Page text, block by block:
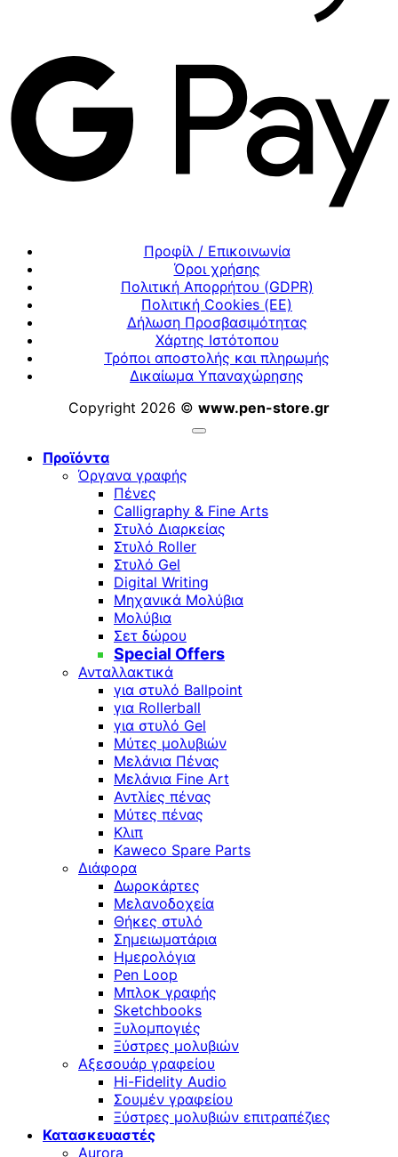
Προφίλ / Επικοινωνία
Όροι χρήσης
Πολιτική Απορρήτου (GDPR)
Πολιτική Cookies (ΕΕ)
Δήλωση Προσβασιμότητας
Χάρτης Ιστότοπου
Τρόποι αποστολής και πληρωμής
Δικαίωμα Υπαναχώρησης
Copyright 2026 © www.pen-store.gr
Προϊόντα
Όργανα γραφής
Πένες
Calligraphy & Fine Arts
Στυλό Διαρκείας
Στυλό Roller
Στυλό Gel
Digital Writing
Μηχανικά Μολύβια
Μολύβια
Σετ δώρου
Special Offers
Ανταλλακτικά
για στυλό Ballpoint
για Rollerball
για στυλό Gel
Μύτες μολυβιών
Μελάνια Πένας
Μελάνια Fine Art
Αντλίες πένας
Μύτες πένας
Κλιπ
Kaweco Spare Parts
Διάφορα
Δωροκάρτες
Μελανοδοχεία
Θήκες στυλό
Σημειωματάρια
Ημερολόγια
Pen Loop
Μπλοκ γραφής
Sketchbooks
Ξυλομπογιές
Ξύστρες μολυβιών
Αξεσουάρ γραφείου
Hi-Fidelity Audio
Σουμέν γραφείου
Ξύστρες μολυβιών επιτραπέζιες
Κατασκευαστές
Aurora